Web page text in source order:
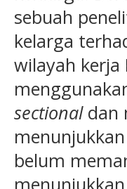
sebuah
kelarga
wilayah kerja
sectional dan
belum